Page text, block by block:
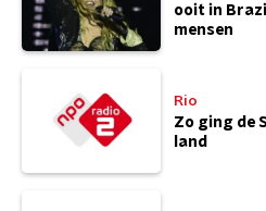
ooit in
mensen
Rio
Zo ging de
land